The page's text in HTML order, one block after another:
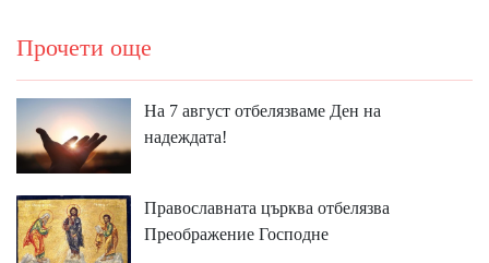
Прочети още
На 7 август отбелязваме Ден на
надеждата!
Православната църква отбелязва
Преображение Господне